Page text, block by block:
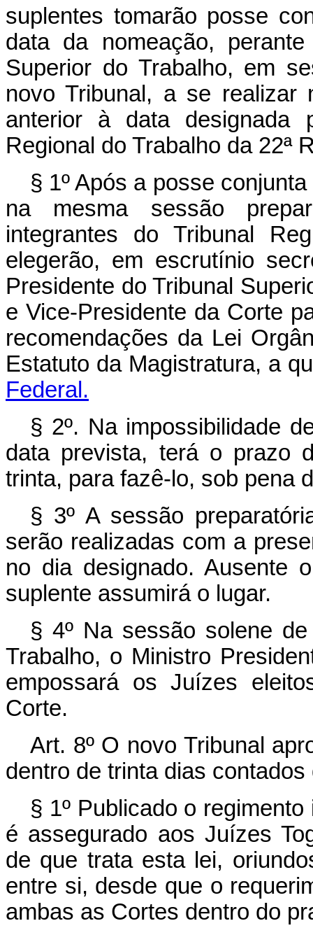
suplentes tomarão posse
data da nomeação,
Superior do Trabalho, em
novo Tribunal, a se
anterior à data designada
Regional do Trabalho da 22ª
§ 1º Após a posse
na mesma sessão
integrantes do Tribunal
elegerão, em escrutínio
Presidente do Tribunal
e Vice-Presidente da Corte
recomendações da Lei
Estatuto da Magistratura, a
Federal.
§ 2º. Na impossibilidade
data prevista, terá o prazo
trinta, para fazê-lo, sob pena
§ 3º A sessão
serão realizadas com a
no dia designado. Ausente
suplente assumirá o lugar.
§ 4º Na sessão solene
Trabalho, o Ministro
empossará os Juízes
Corte.
Art. 8º O novo Tribunal
dentro de trinta dias
§ 1º Publicado o
é assegurado aos Juízes
de que trata esta lei,
entre si, desde que o
ambas as Cortes dentro do